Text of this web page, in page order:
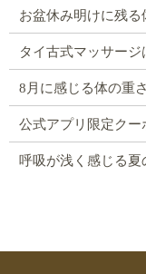
お盆休み明けに残る
タイ古式マッサー
8月に感じる体の重
公式アプリ限定クー
呼吸が浅く感じる夏